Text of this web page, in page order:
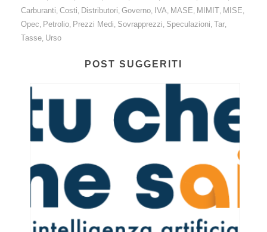
Carburanti, Costi, Distributori, Governo, IVA, MASE, MIMIT, MISE,
Opec, Petrolio, Prezzi Medi, Sovrapprezzi, Speculazioni, Tar,
Tasse, Urso
POST SUGGERITI